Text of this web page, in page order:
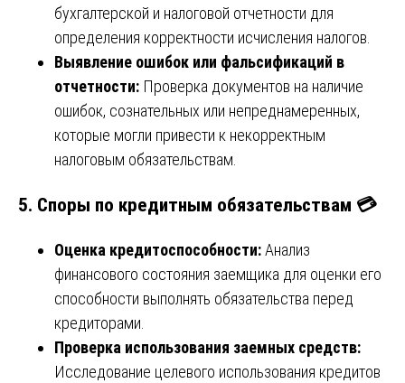
бухгалтерской и налоговой отчетности для
определения корректности исчисления налогов.
Выявление ошибок или фальсификаций в
отчетности: Проверка документов на наличие
ошибок, сознательных или непреднамеренных,
которые могли привести к некорректным
налоговым обязательствам.
5. Споры по кредитным обязательствам 💳
Оценка кредитоспособности:Анализ
финансового состояния заемщика для оценки его
способности выполнять обязательства перед
кредиторами.
Проверка использования заемных средств:
Исследование целевого использования кредитов